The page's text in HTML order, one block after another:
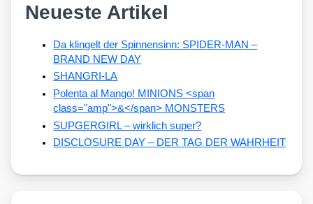
Neueste Artikel
Da klingelt der Spinnensinn: SPIDER-MAN –
BRAND NEW DAY
SHANGRI-LA
Polenta al Mango! MINIONS <span
class="amp">&</span> MONSTERS
SUPGERGIRL – wirklich super?
DISCLOSURE DAY – DER TAG DER WAHRHEIT